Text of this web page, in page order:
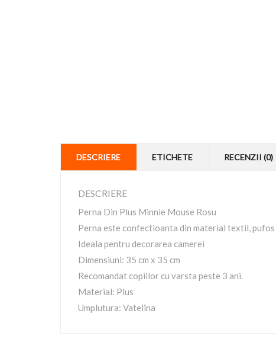
DESCRIERE ETICHETE RECENZII (0)
DESCRIERE
Perna Din Plus Minnie Mouse Rosu
Perna este confectioanta din material textil, pufos
Ideala pentru decorarea camerei
Dimensiuni: 35 cm x 35 cm
Recomandat copiilor cu varsta peste 3 ani.
Material: Plus
Umplutura: Vatelina